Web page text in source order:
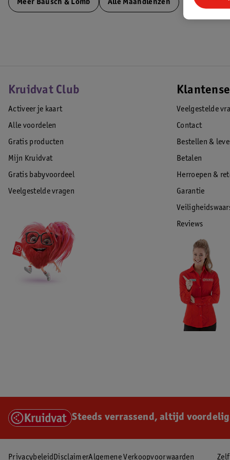
Meer Bausch & Lomb Alle Maandlenzen
Kruidvat Club
Activeer je kaart
Alle voordelen
Gratis producten
Mijn Kruidvat
Gratis babyvoordeel
Veelgestelde vragen
Veelgestelde
Contact
Bestellen &
Betalen
Herroepen &
Garantie
Reviews
Steeds verrassend, altijd
Privacybeleid DisclaimerAlgemene Verkoopvoorwaarden